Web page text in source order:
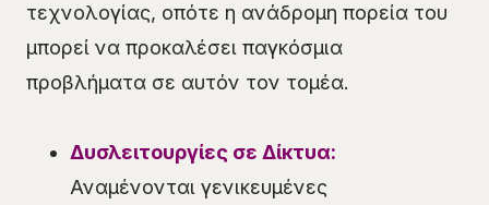
τεχνολογίας, οπότε η ανάδρομη πορεία του
μπορεί να προκαλέσει παγκόσμια
προβλήματα σε αυτόν τον τομέα.
Δυσλειτουργίες σε Δίκτυα:
Αναμένονται γενικευμένες